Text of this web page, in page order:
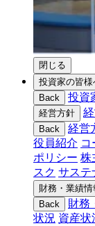
閉じる
投資家の皆様
Back
投資
経営方針
Back 経営
役員紹介 コ
ポリシー 株
スク サステ
財務・業績情
Back 財務
状況 資産状